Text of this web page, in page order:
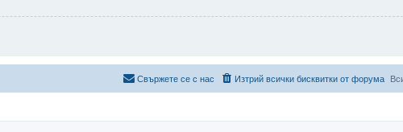
Изтрий всички бисквитки от форума
Свържете се с нас